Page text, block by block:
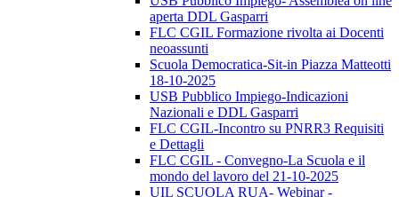
aperta DDL Gasparri
FLC CGIL Formazione rivolta ai Docenti
neoassunti
Scuola Democratica-Sit-in Piazza Matteotti
18-10-2025
USB Pubblico Impiego-Indicazioni
Nazionali e DDL Gasparri
FLC CGIL-Incontro su PNRR3 Requisiti
e Dettagli
FLC CGIL - Convegno-La Scuola e il
mondo del lavoro del 21-10-2025
UIL SCUOLA RUA- Webinar -